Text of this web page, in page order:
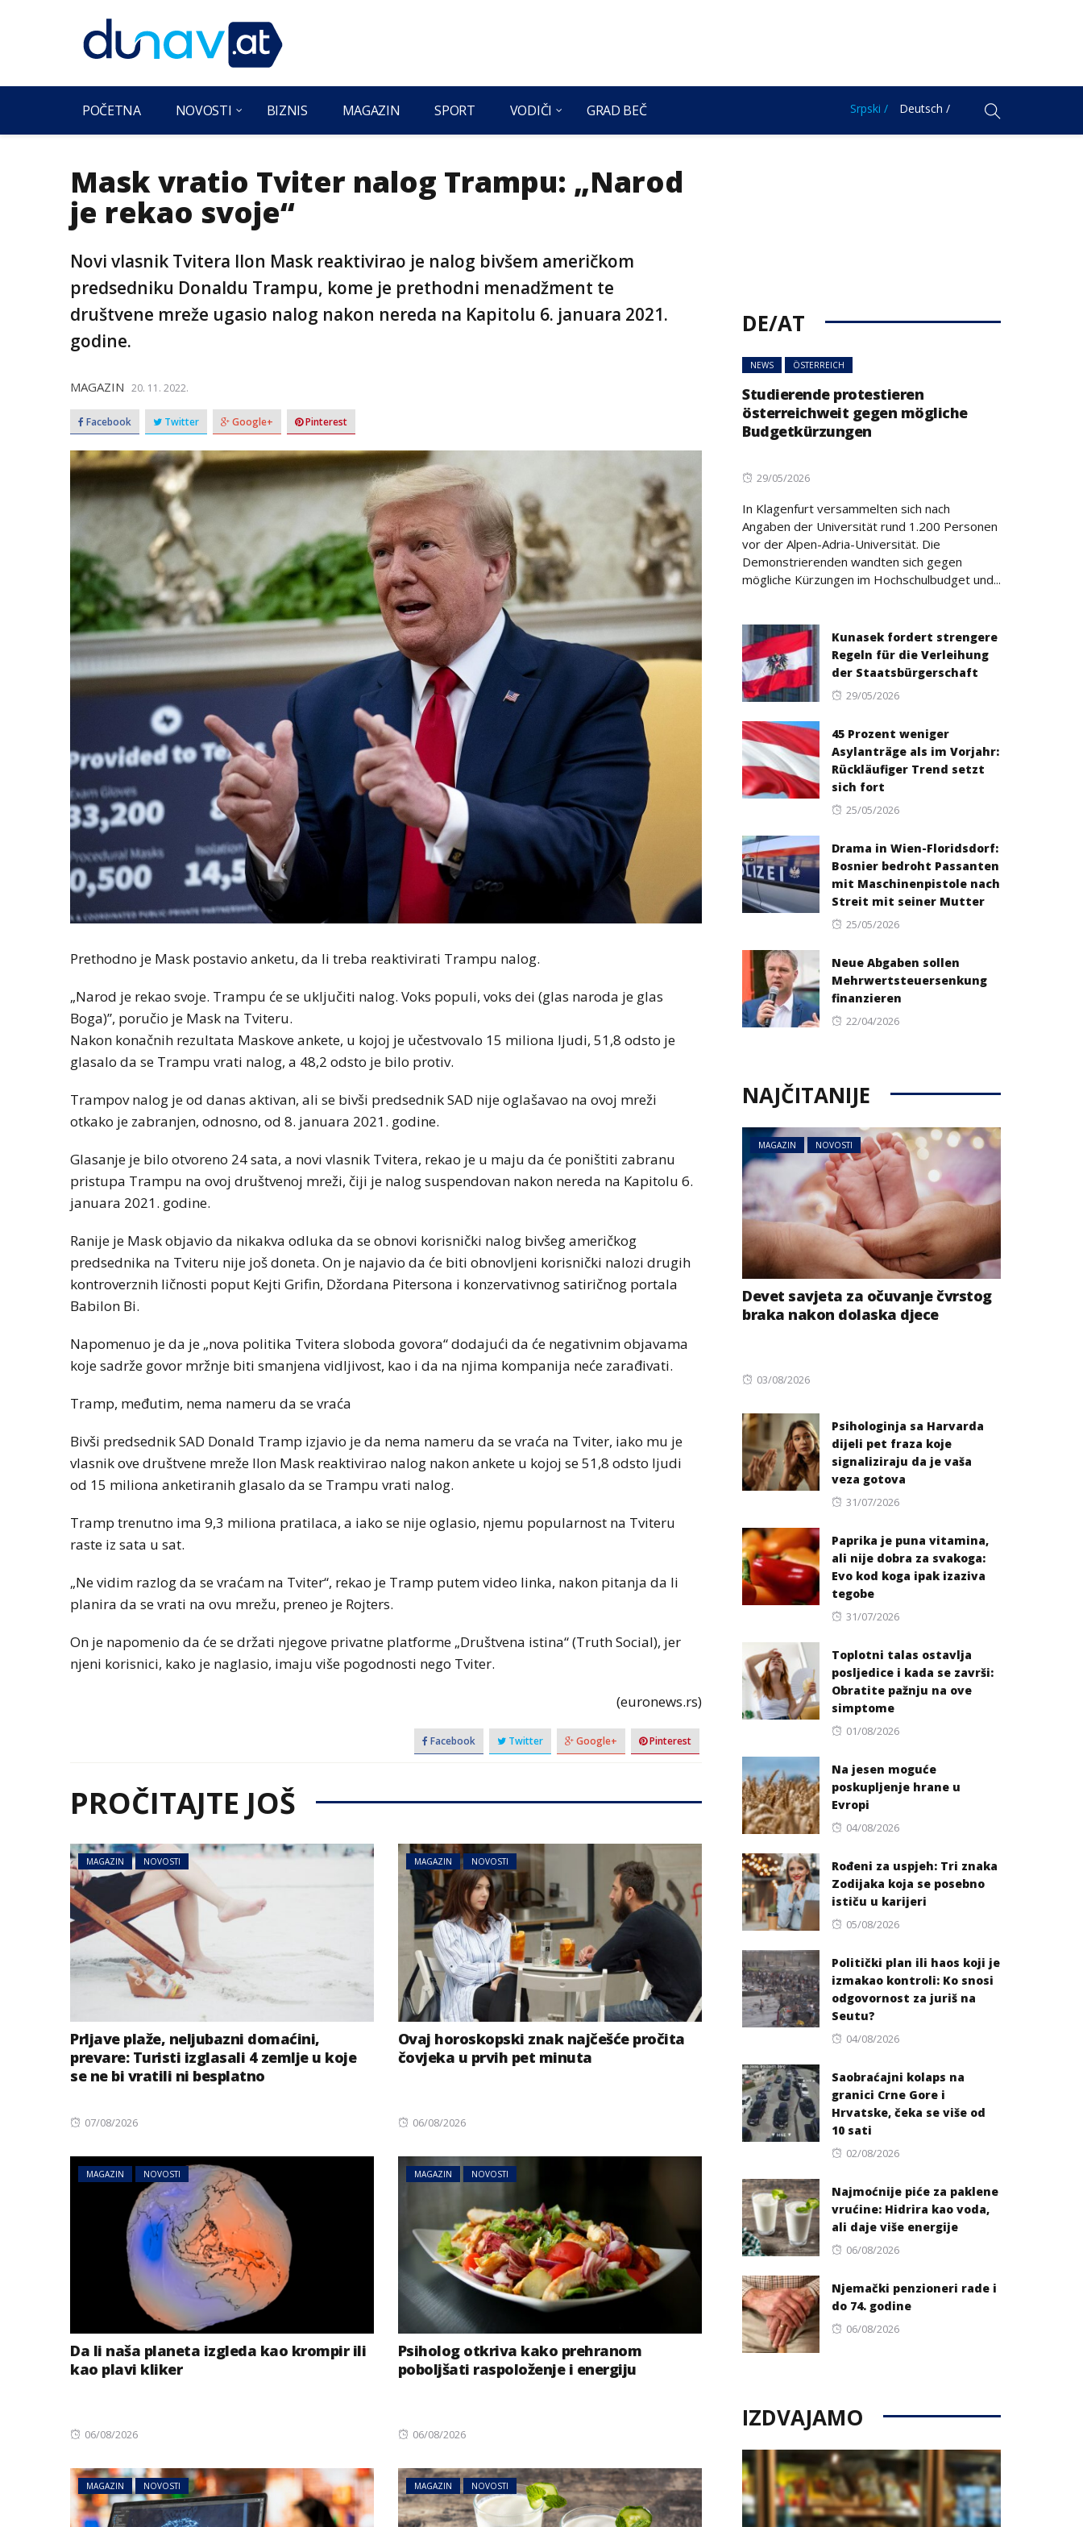
POČETNA NOVOSTI BIZNIS MAGAZIN SPORT VODIČI GRAD BEČ Srpski / Deutsch /
Mask vratio Tviter nalog Trampu: „Narod
je rekao svoje“
Novi vlasnik Tvitera Ilon Mask reaktivirao je nalog bivšem američkom
predsedniku Donaldu Trampu, kome je prethodni menadžment te
društvene mreže ugasio nalog nakon nereda na Kapitolu 6. januara 2021.
godine.
MAGAZIN 20. 11. 2022.
Facebook Twitter Google+ Pinterest
Prethodno je Mask postavio anketu, da li treba reaktivirati Trampu nalog.
„Narod je rekao svoje. Trampu će se uključiti nalog. Voks populi, voks dei (glas naroda je glas
Boga)”, poručio je Mask na Tviteru.
Nakon konačnih rezultata Maskove ankete, u kojoj je učestvovalo 15 miliona ljudi, 51,8 odsto je
glasalo da se Trampu vrati nalog, a 48,2 odsto je bilo protiv.
Trampov nalog je od danas aktivan, ali se bivši predsednik SAD nije oglašavao na ovoj mreži
otkako je zabranjen, odnosno, od 8. januara 2021. godine.
Glasanje je bilo otvoreno 24 sata, a novi vlasnik Tvitera, rekao je u maju da će poništiti zabranu
pristupa Trampu na ovoj društvenoj mreži, čiji je nalog suspendovan nakon nereda na Kapitolu 6.
januara 2021. godine.
Ranije je Mask objavio da nikakva odluka da se obnovi korisnički nalog bivšeg američkog
predsednika na Tviteru nije još doneta. On je najavio da će biti obnovljeni korisnički nalozi drugih
kontroverznih ličnosti poput Kejti Grifin, Džordana Pitersona i konzervativnog satiričnog portala
Babilon Bi.
Napomenuo je da je „nova politika Tvitera sloboda govora“ dodajući da će negativnim objavama
koje sadrže govor mržnje biti smanjena vidljivost, kao i da na njima kompanija neće zarađivati.
Tramp, međutim, nema nameru da se vraća
Bivši predsednik SAD Donald Tramp izjavio je da nema nameru da se vraća na Tviter, iako mu je
vlasnik ove društvene mreže Ilon Mask reaktivirao nalog nakon ankete u kojoj se 51,8 odsto ljudi
od 15 miliona anketiranih glasalo da se Trampu vrati nalog.
Tramp trenutno ima 9,3 miliona pratilaca, a iako se nije oglasio, njemu popularnost na Tviteru
raste iz sata u sat.
„Ne vidim razlog da se vraćam na Tviter“, rekao je Tramp putem video linka, nakon pitanja da li
planira da se vrati na ovu mrežu, preneo je Rojters.
On je napomenio da će se držati njegove privatne platforme „Društvena istina“ (Truth Social), jer
njeni korisnici, kako je naglasio, imaju više pogodnosti nego Tviter.
(euronews.rs)
Facebook Twitter Google+ Pinterest
PROČITAJTE JOŠ
MAGAZIN NOVOSTI
Prljave plaže, neljubazni domaćini,
prevare: Turisti izglasali 4 zemlje u koje
se ne bi vratili ni besplatno
Posted
07/08/2026
MAGAZIN NOVOSTI
Ovaj horoskopski znak najčešće pročita
čovjeka u prvih pet minuta
Posted
06/08/2026
MAGAZIN NOVOSTI
Da li naša planeta izgleda kao krompir ili
kao plavi kliker
Posted
06/08/2026
MAGAZIN NOVOSTI
Psiholog otkriva kako prehranom
poboljšati raspoloženje i energiju
Posted
06/08/2026
MAGAZIN NOVOSTI MAGAZIN NOVOSTI
DE/AT
NEWS ÖSTERREICH
Studierende protestieren
österreichweit gegen mögliche
Budgetkürzungen
Posted
29/05/2026
In Klagenfurt versammelten sich nach
Angaben der Universität rund 1.200 Personen
vor der Alpen-Adria-Universität. Die
Demonstrierenden wandten sich gegen
mögliche Kürzungen im Hochschulbudget und...
Kunasek fordert strengere
Regeln für die Verleihung
der Staatsbürgerschaft
Posted
29/05/2026
45 Prozent weniger
Asylanträge als im Vorjahr:
Rückläufiger Trend setzt
sich fort
Posted
25/05/2026
Drama in Wien-Floridsdorf:
Bosnier bedroht Passanten
mit Maschinenpistole nach
Streit mit seiner Mutter
Posted
25/05/2026
Neue Abgaben sollen
Mehrwertsteuersenkung
finanzieren
Posted
22/04/2026
NAJČITANIJE
MAGAZIN NOVOSTI
Devet savjeta za očuvanje čvrstog
braka nakon dolaska djece
Posted
03/08/2026
Psihologinja sa Harvarda
dijeli pet fraza koje
signaliziraju da je vaša
veza gotova
Posted
31/07/2026
Paprika je puna vitamina,
ali nije dobra za svakoga:
Evo kod koga ipak izaziva
tegobe
Posted
31/07/2026
Toplotni talas ostavlja
posljedice i kada se završi:
Obratite pažnju na ove
simptome
Posted
01/08/2026
Na jesen moguće
poskupljenje hrane u
Evropi
Posted
04/08/2026
Rođeni za uspjeh: Tri znaka
Zodijaka koja se posebno
ističu u karijeri
Posted
05/08/2026
Politički plan ili haos koji je
izmakao kontroli: Ko snosi
odgovornost za juriš na
Seutu?
Posted
04/08/2026
Saobraćajni kolaps na
granici Crne Gore i
Hrvatske, čeka se više od
10 sati
Posted
02/08/2026
Najmoćnije piće za paklene
vrućine: Hidrira kao voda,
ali daje više energije
Posted
06/08/2026
Njemački penzioneri rade i
do 74. godine
Posted
06/08/2026
IZDVAJAMO